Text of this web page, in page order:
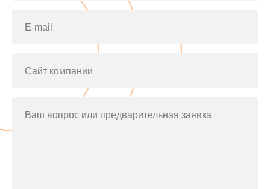
E-mail
Сайт компании
Ваш вопрос или предварительная заявка